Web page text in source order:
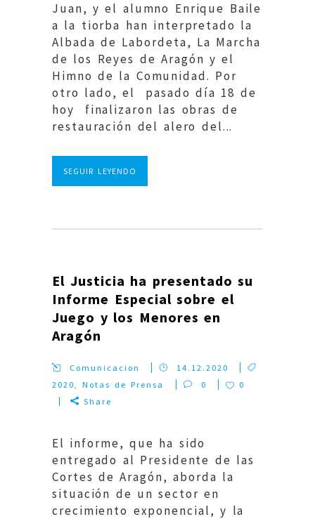
Juan, y el alumno Enrique Baile
a la tiorba han interpretado la
Albada de Labordeta, La Marcha
de los Reyes de Aragón y el
Himno de la Comunidad. Por
otro lado, el pasado día 18 de
hoy finalizaron las obras de
restauración del alero del...
SEGUIR LEYENDO
El Justicia ha presentado su
Informe Especial sobre el
Juego y los Menores en
Aragón
Comunicacion
14.12.2020
2020,Notas de Prensa 0
0
Share
El informe, que ha sido
entregado al Presidente de las
Cortes de Aragón, aborda la
situación de un sector en
crecimiento exponencial, y la